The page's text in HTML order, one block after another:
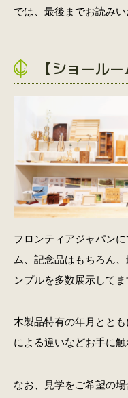
では、最後までお読み
【ショール
フロンティアジャパン
ム、記念品はもちろん
ンプルを多数展示してま
木製品特有の年月とと
による違いなどお手に触
なお、見学をご希望の場